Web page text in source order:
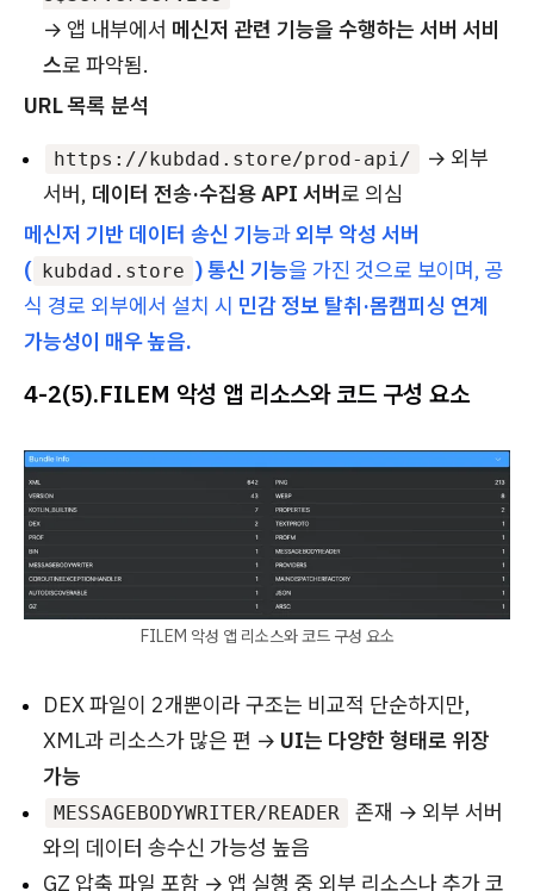
→ 앱 내부에서 메신저 관련 기능을 수행하는 서버 서비
스로 파악됨.
URL 목록 분석
https://kubdad.store/prod-api/
→ 외부
서버, 데이터 전송·수집용 API 서버로 의심
메신저 기반 데이터 송신 기능과외부 악성 서버
( kubdad.store ) 통신 기능을 가진 것으로 보이며, 공
식 경로 외부에서 설치 시 민감 정보 탈취·몸캠피싱 연계
가능성이 매우 높음.
4-2(5).FILEM 악성 앱 리소스와 코드 구성 요소
FILEM 악성 앱 리소스와 코드 구성 요소
DEX 파일이 2개뿐이라 구조는 비교적 단순하지만,
XML과 리소스가 많은 편 → UI는 다양한 형태로 위장
가능
MESSAGEBODYWRITER/READER
존재 → 외부 서버
와의 데이터 송수신 가능성 높음
GZ 압축 파일 포함 → 앱 실행 중 외부 리소스나 추가 코